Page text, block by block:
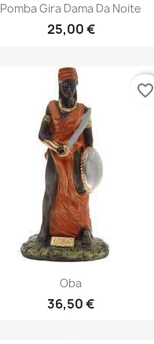
Pomba Gira Dama Da Noite
25,00 €
Oba
36,50 €
favorite_border